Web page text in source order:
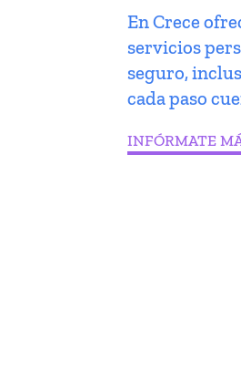
En Crece
servicios
seguro,
cada paso
INFÓRMATE